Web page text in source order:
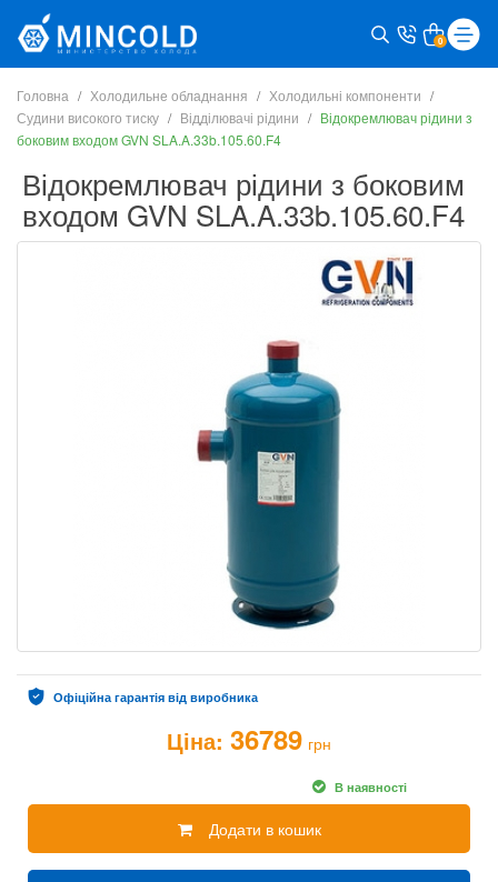
0
Головна Холодильне обладнання
Холодильні компоненти
Судини високого тиску
Відділювачі рідини
Відокремлювач рідини з
боковим входом GVN SLA.A.33b.105.60.F4
Відокремлювач рідини з боковим
входом GVN SLA.A.33b.105.60.F4
Офіційна гарантія від виробника
Ціна: 36789 грн
В наявності
Додати в кошик